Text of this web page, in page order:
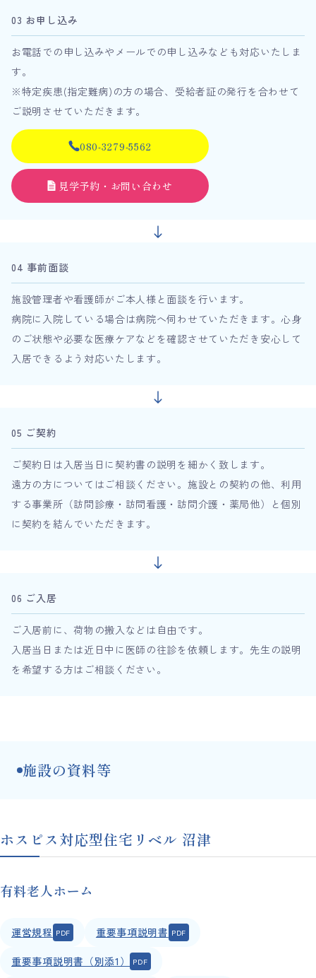
03 お申し込み
お電話での申し込みやメールでの申し込みなども対応いたしま
す。
※特定疾患(指定難病)の方の場合、受給者証の発行を合わせて
ご説明させていただきます。
080-3279-5562
見学予約・お問い合わせ
04 事前面談
施設管理者や看護師がご本人様と面談を行います。
病院に入院している場合は病院へ伺わせていただきます。心身
のご状態や必要な医療ケアなどを確認させていただき安心して
入居できるよう対応いたします。
05 ご契約
ご契約日は入居当日に契約書の説明を細かく致します。
遠方の方についてはご相談ください。施設との契約の他、利用
する事業所（訪問診療・訪問看護・訪問介護・薬局他）と個別
に契約を結んでいただきます。
06 ご入居
ご入居前に、荷物の搬入などは自由です。
入居当日または近日中に医師の往診を依頼します。先生の説明
を希望する方はご相談ください。
施設の資料等
ホスピス対応型住宅リベル 沼津
有料老人ホーム
運営規程 重要事項説明書
重要事項説明書（別添1）